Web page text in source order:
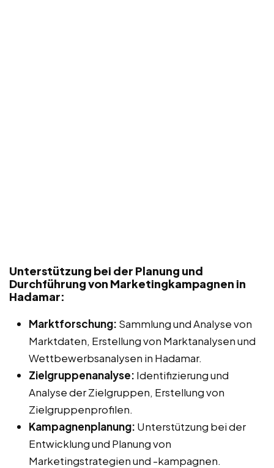
Unterstützung bei der Planung und
Durchführung von Marketingkampagnen in
Hadamar:
Marktforschung: Sammlung und Analyse von
Marktdaten, Erstellung von Marktanalysen und
Wettbewerbsanalysen in Hadamar.
Zielgruppenanalyse: Identifizierung und
Analyse der Zielgruppen, Erstellung von
Zielgruppenprofilen.
Kampagnenplanung: Unterstützung bei der
Entwicklung und Planung von
Marketingstrategien und -kampagnen.